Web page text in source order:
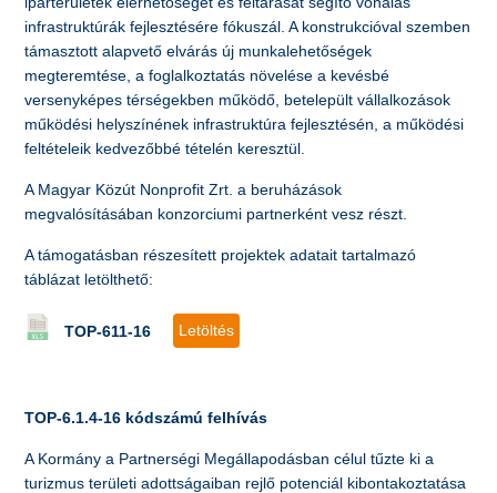
infrastruktúrák fejlesztésére fókuszál. A konstrukcióval szemben
támasztott alapvető elvárás új munkalehetőségek
megteremtése, a foglalkoztatás növelése a kevésbé
versenyképes térségekben működő, betelepült vállalkozások
működési helyszínének infrastruktúra fejlesztésén, a működési
feltételeik kedvezőbbé tételén keresztül.
A Magyar Közút Nonprofit Zrt. a beruházások
megvalósításában konzorciumi partnerként vesz részt.
A támogatásban részesített projektek adatait tartalmazó
táblázat letölthető:
TOP-611-16 Letöltés
TOP-6.1.4-16 kódszámú felhívás
A Kormány a Partnerségi Megállapodásban célul tűzte ki a
turizmus területi adottságaiban rejlő potenciál kibontakoztatása